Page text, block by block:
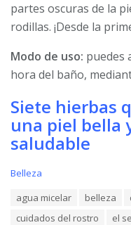
partes oscuras de la
rodillas. ¡Desde la
Modo de uso: puedes
hora del baño,
Siete hierbas
una piel bella
saludable
C
Belleza
agua micelar belleza
cuidados del rostro
el